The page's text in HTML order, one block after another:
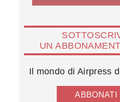
UN
Il mondo di Airpress
ABBONATI